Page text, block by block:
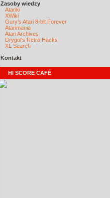
Zasoby wiedzy
Atariki
XWiki
Gury's Atari 8-bit Forever
Atarimania
Atari Archives
Drygol's Retro Hacks
XL Search
Kontakt
HI SCORE CAFÉ